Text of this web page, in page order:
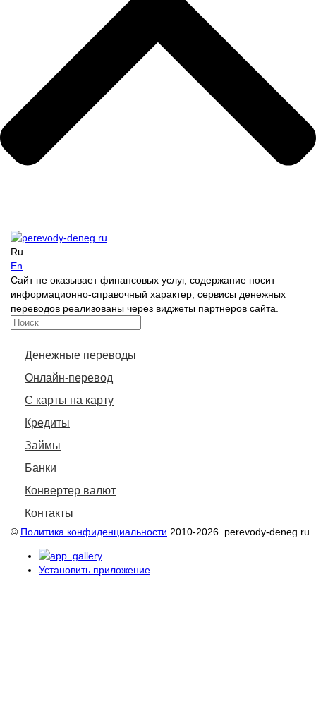
Ru
En
Сайт не оказывает финансовых услуг, содержание носит
информационно-справочный характер, сервисы денежных
переводов реализованы через виджеты партнеров сайта.
Денежные переводы
Онлайн-перевод
С карты на карту
Кредиты
Займы
Банки
Конвертер валют
Контакты
© Политика конфиденциальности 2010-2026. perevody-deneg.ru
Установить приложение